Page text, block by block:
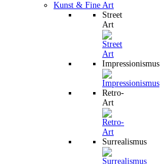
Kunst & Fine Art
Street
Art
Impressionismus
Retro-
Art
Surrealismus